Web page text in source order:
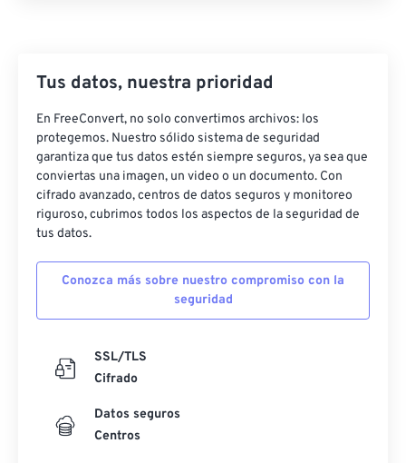
Tus datos, nuestra prioridad
En FreeConvert, no solo convertimos archivos: los
protegemos. Nuestro sólido sistema de seguridad
garantiza que tus datos estén siempre seguros, ya sea que
conviertas una imagen, un video o un documento. Con
cifrado avanzado, centros de datos seguros y monitoreo
riguroso, cubrimos todos los aspectos de la seguridad de
tus datos.
Conozca más sobre nuestro compromiso con la
seguridad
SSL/TLS
Cifrado
Datos seguros
Centros